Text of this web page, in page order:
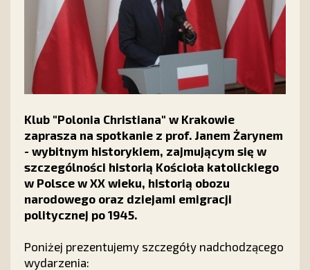
Klub "Polonia Christiana" w Krakowie
zaprasza na spotkanie z prof. Janem Żarynem
- wybitnym historykiem, zajmującym się w
szczególności historią Kościoła katolickiego
w Polsce w XX wieku, historią obozu
narodowego oraz dziejami emigracji
politycznej po 1945.
Poniżej prezentujemy szczegóły nadchodzącego
wydarzenia: